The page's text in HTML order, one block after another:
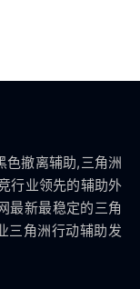
色撤离辅助,三角洲
行业领先的辅助外
最新最稳定的三角
三角洲行动辅助发